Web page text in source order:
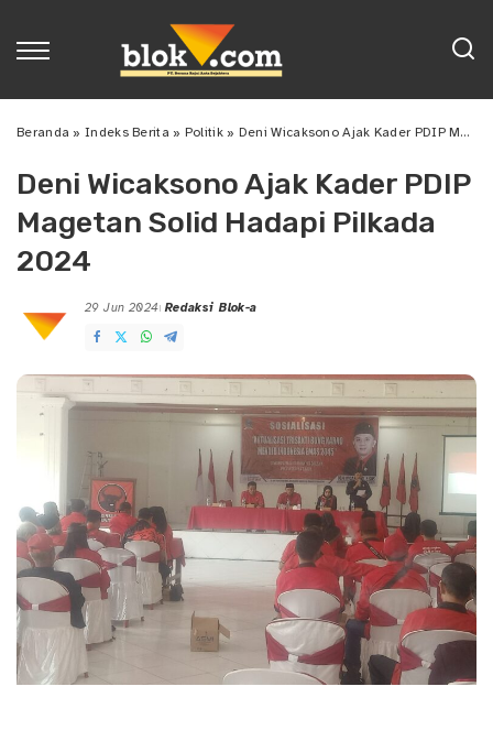
Beranda »Indeks Berita » Politik» Deni Wicaksono Ajak Kader PDIP Magetan Solid Hadapi Pilkada 2024
Deni Wicaksono Ajak Kader PDIP
Magetan Solid Hadapi Pilkada
2024
29 Jun 2024
Posted
by
Redaksi Blok-a